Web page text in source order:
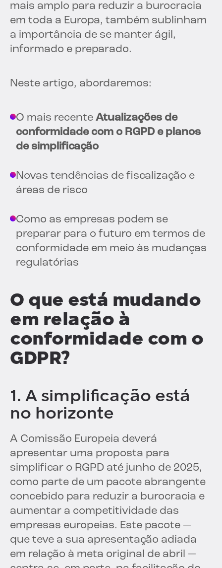
mais amplo para reduzir a burocracia
em toda a Europa, também sublinham
a importância de se manter ágil,
informado e preparado.
Neste artigo, abordaremos:
O mais recente Atualizações de
conformidade com o RGPD e planos
de simplificação
Novas tendências de fiscalização e
áreas de risco
Como as empresas podem se
preparar para o futuro em termos de
conformidade em meio às mudanças
regulatórias
O que está mudando
em relação à
conformidade com o
GDPR?
1. A simplificação está
no horizonte
A Comissão Europeia deverá
apresentar uma proposta para
simplificar o RGPD até junho de 2025,
como parte de um pacote abrangente
concebido para reduzir a burocracia e
aumentar a competitividade das
empresas europeias. Este pacote —
que teve a sua apresentação adiada
em relação à meta original de abril —